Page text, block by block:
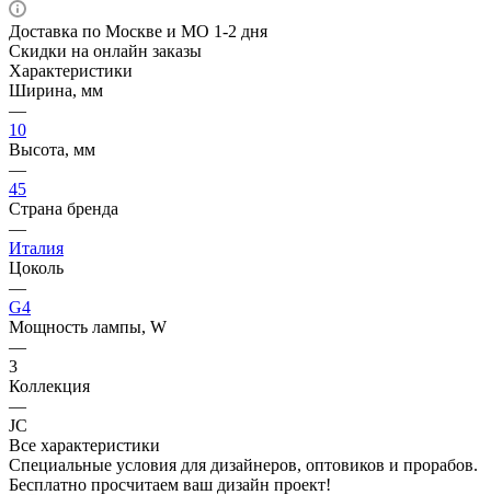
Доставка по Москве и МО 1-2 дня
Скидки на онлайн заказы
Характеристики
Ширина, мм
—
10
Высота, мм
—
45
Страна бренда
—
Италия
Цоколь
—
G4
Мощность лампы, W
—
3
Коллекция
—
JC
Все характеристики
Специальные условия для дизайнеров, оптовиков и прорабов.
Бесплатно просчитаем ваш дизайн проект!